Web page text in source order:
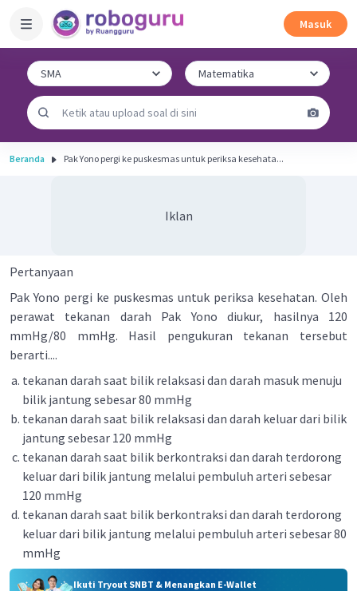
Masuk
Beranda Pak Yono pergi ke puskesmas untuk periksa kesehata...
Iklan
Pertanyaan
Pak Yono pergi ke puskesmas untuk periksa kesehatan. Oleh
perawat tekanan darah Pak Yono diukur, hasilnya 120
mmHg/80 mmHg. Hasil pengukuran tekanan tersebut
berarti....
tekanan darah saat bilik relaksasi dan darah masuk menuju
bilik jantung sebesar 80 mmHg
tekanan darah saat bilik relaksasi dan darah keluar dari bilik
jantung sebesar 120 mmHg
tekanan darah saat bilik berkontraksi dan darah terdorong
keluar dari bilik jantung melalui pembuluh arteri sebesar
120 mmHg
tekanan darah saat bilik berkontraksi dan darah terdorong
keluar dari bilik jantung melalui pembuluh arteri sebesar 80
mmHg
Ikuti Tryout SNBT & Menangkan E-Wallet